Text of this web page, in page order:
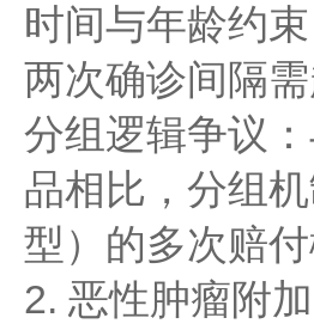
时间与年龄约
两次确诊间隔
分组逻辑争议
品相比，分组
型）的多次赔付
2. 恶性肿瘤附